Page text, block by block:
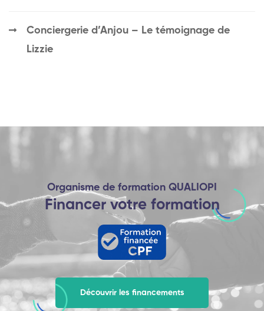
Conciergerie d’Anjou – Le témoignage de
Lizzie
Organisme de formation QUALIOPI
Financer votre formation
Découvrir les financements